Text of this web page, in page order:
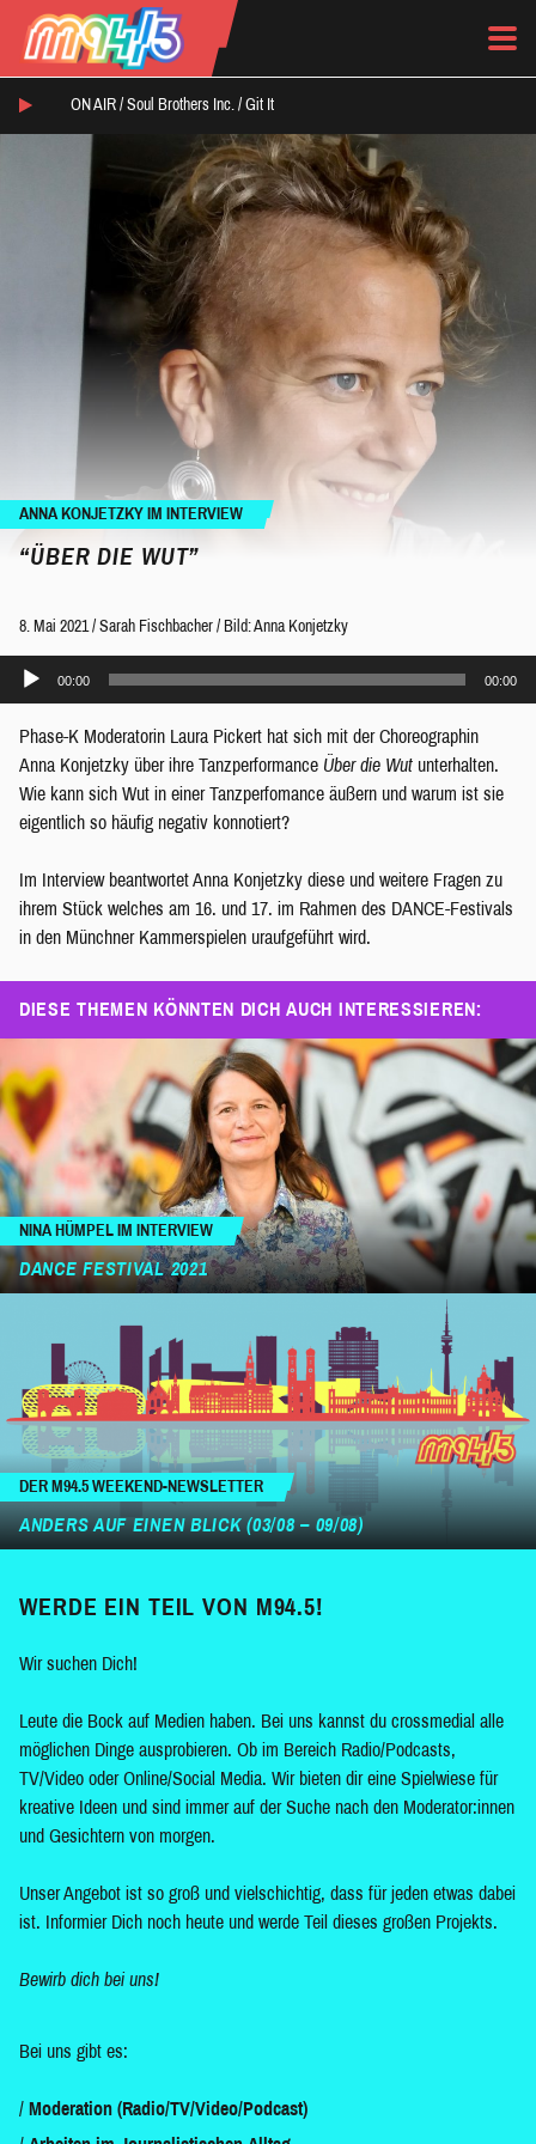
ON AIR / Soul Brothers Inc. / Git It
ANNA KONJETZKY IM INTERVIEW
“ÜBER DIE WUT”
8. Mai 2021 / Sarah Fischbacher / Bild: Anna Konjetzky
Audio-
00:00 00:00
Phase-K Moderatorin Laura Pickert hat sich mit der Choreographin
Anna Konjetzky über ihre Tanzperformance Über die Wut unterhalten.
Wie kann sich Wut in einer Tanzperfomance äußern und warum ist sie
eigentlich so häufig negativ konnotiert?
Im Interview beantwortet Anna Konjetzky diese und weitere Fragen zu
ihrem Stück welches am 16. und 17. im Rahmen des DANCE-Festivals
in den Münchner Kammerspielen uraufgeführt wird.
DIESE THEMEN KÖNNTEN DICH AUCH INTERESSIEREN:
NINA HÜMPEL IM INTERVIEW
DANCE FESTIVAL 2021
DER M94.5 WEEKEND-NEWSLETTER
ANDERS AUF EINEN BLICK (03/08 – 09/08)
WERDE EIN TEIL VON M94.5!
Wir suchen Dich!
Leute die Bock auf Medien haben. Bei uns kannst du crossmedial alle
möglichen Dinge ausprobieren. Ob im Bereich Radio/Podcasts,
TV/Video oder Online/Social Media. Wir bieten dir eine Spielwiese für
kreative Ideen und sind immer auf der Suche nach den Moderator:innen
und Gesichtern von morgen.
Unser Angebot ist so groß und vielschichtig, dass für jeden etwas dabei
ist. Informier Dich noch heute und werde Teil dieses großen Projekts.
Bewirb dich bei uns!
Bei uns gibt es:
Moderation (Radio/TV/Video/Podcast)